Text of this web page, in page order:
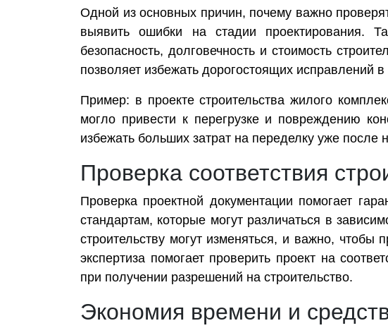
Одной из основных причин, почему важно
выявить ошибки на стадии проектирования.
безопасность, долговечность и стоимость
позволяет избежать дорогостоящих исправлений в
Пример: в проекте строительства жилого
могло привести к перегрузке и повреждению
избежать больших затрат на переделку уже после
Проверка соответствия
Проверка проектной документации помогает
стандартам, которые могут различаться в
строительству могут изменяться, и важно,
экспертиза помогает проверить проект на
при получении разрешений на строительство.
Экономия времени и